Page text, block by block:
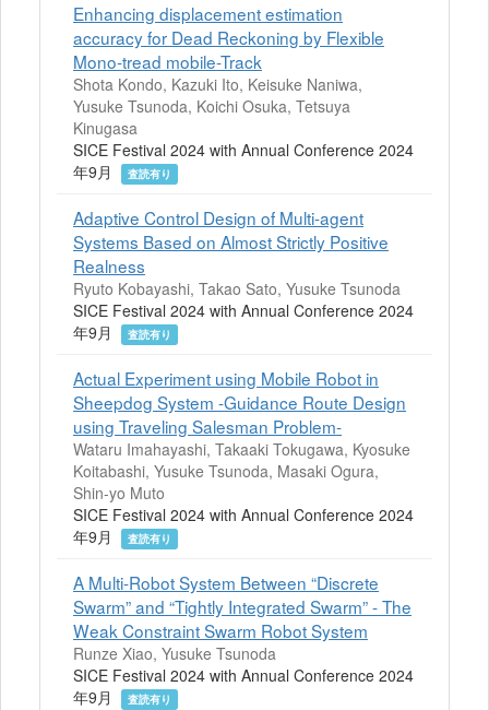
Enhancing displacement estimation
accuracy for Dead Reckoning by Flexible
Mono-tread mobile-Track
Shota Kondo, Kazuki Ito, Keisuke Naniwa,
Yusuke Tsunoda, Koichi Osuka, Tetsuya
Kinugasa
SICE Festival 2024 with Annual Conference 2024
年9月
査読有り
Adaptive Control Design of Multi-agent
Systems Based on Almost Strictly Positive
Realness
Ryuto Kobayashi, Takao Sato, Yusuke Tsunoda
SICE Festival 2024 with Annual Conference 2024
年9月
査読有り
Actual Experiment using Mobile Robot in
Sheepdog System -Guidance Route Design
using Traveling Salesman Problem-
Wataru Imahayashi, Takaaki Tokugawa, Kyosuke
Koitabashi, Yusuke Tsunoda, Masaki Ogura,
Shin-yo Muto
SICE Festival 2024 with Annual Conference 2024
年9月
査読有り
A Multi-Robot System Between “Discrete
Swarm” and “Tightly Integrated Swarm” - The
Weak Constraint Swarm Robot System
Runze Xiao, Yusuke Tsunoda
SICE Festival 2024 with Annual Conference 2024
年9月
査読有り